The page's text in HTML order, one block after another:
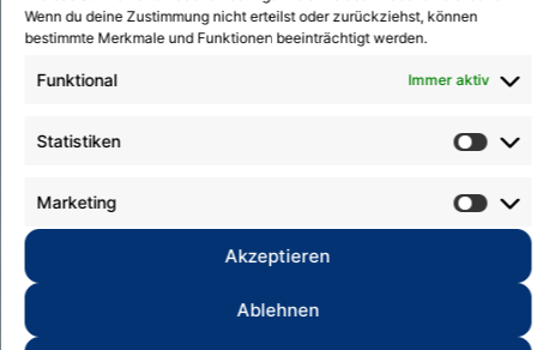
Wenn du deine Zustimmung nicht erteilst oder zurückziehst, können
bestimmte Merkmale und Funktionen beeinträchtigt werden.
Funktional Immer aktiv
Statistiken
Marketing
Akzeptieren
Ablehnen